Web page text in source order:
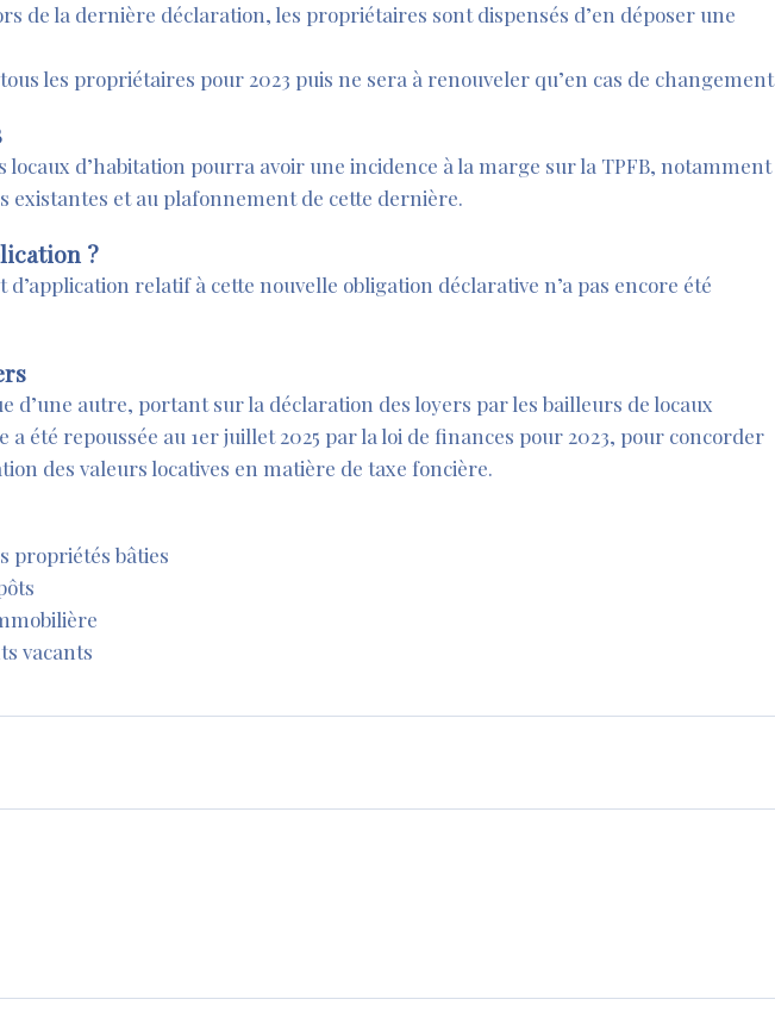
de la dernière déclaration, les propriétaires sont dispensés d’en déposer une
les propriétaires pour 2023 puis ne sera à renouveler qu’en cas de changement
locaux d’habitation pourra avoir une incidence à la marge sur la TPFB, notamment
existantes et au plafonnement de cette dernière.
?
d’application relatif à cette nouvelle obligation déclarative n’a pas encore été
d’une autre, portant sur la déclaration des loyers par les bailleurs de locaux
a été repoussée au 1er juillet 2025 par la loi de finances pour 2023, pour concorder
des valeurs locatives en matière de taxe foncière.
propriétés bâties
vacants